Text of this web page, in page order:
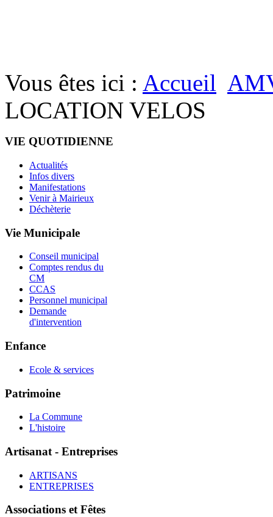
Vous êtes ici : Accueil
LOCATION VELOS
VIE QUOTIDIENNE
Actualités
Infos divers
Manifestations
Venir à Mairieux
Déchèterie
Vie Municipale
Conseil municipal
Comptes rendus du
CM
CCAS
Personnel municipal
Demande
d'intervention
Enfance
Ecole & services
Patrimoine
La Commune
L'histoire
Artisanat - Entreprises
ARTISANS
ENTREPRISES
Associations et Fêtes